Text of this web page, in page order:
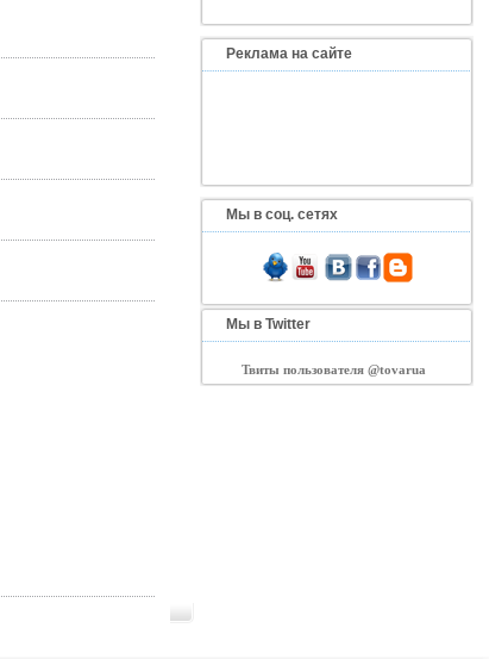
Реклама на сайте
Мы в соц. сетях
Мы в Twitter
Твиты пользователя @tovarua